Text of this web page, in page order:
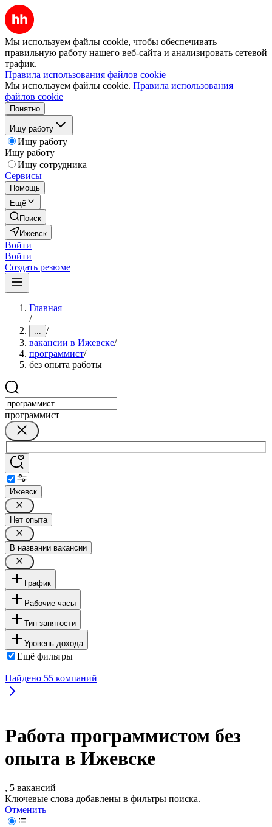
Мы используем файлы cookie, чтобы обеспечивать
правильную работу нашего веб-сайта и анализировать сетевой
трафик.
Правила использования файлов cookie
Мы используем файлы cookie. Правила использования
файлов cookie
Понятно
Ищу работу
Ищу работу
Ищу работу
Ищу сотрудника
Сервисы
Помощь
Ещё
Поиск
Ижевск
Войти
Войти
Создать резюме
Главная
/
... /
вакансии в Ижевске/
программист/
без опыта работы
программист
Ижевск
Нет опыта
В названии вакансии
График
Рабочие часы
Тип занятости
Уровень дохода
Ещё фильтры
Найдено 55 компаний
Работа программистом без
опыта в Ижевске
, 5 вакансий
Ключевые слова добавлены в фильтры поиска.
Отменить